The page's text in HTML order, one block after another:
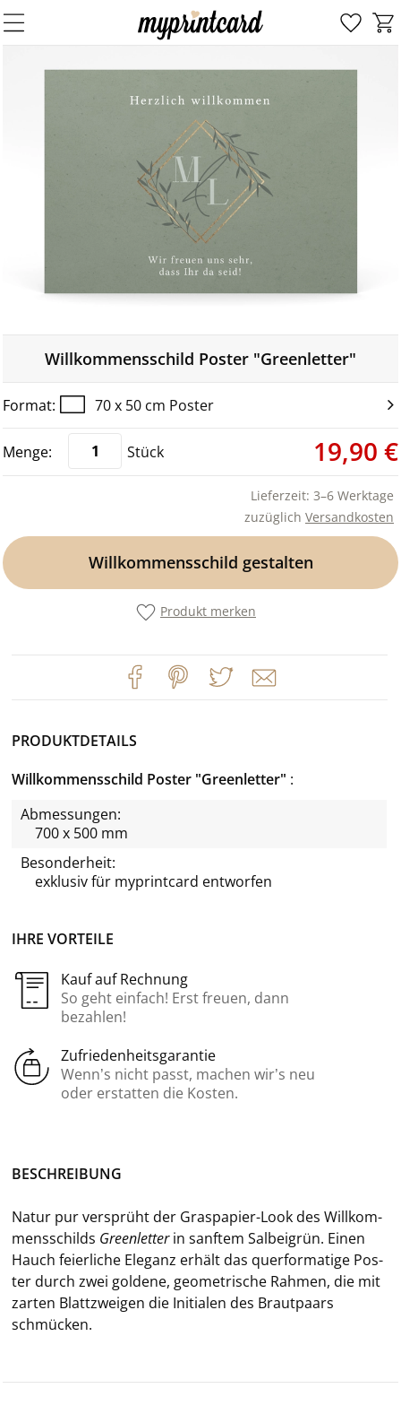
Willkommensschild Poster "Greenletter"
70 x 50 cm Poster
Stück 19,90 €
Lieferzeit: 3–6 Werktage
zuzüglich Versandkosten
Willkommensschild gestalten
Produkt merken
IHRE VORTEILE
Kauf auf Rechnung
So geht einfach! Erst freuen, dann
bezahlen!
Zufriedenheitsgarantie
Wenn’s nicht passt, machen wir’s neu
oder erstatten die Kosten.
PRODUKTDETAILS
Willkommensschild Poster "Greenletter"
Abmessungen:
700 x 500 mm
Besonderheit:
exklusiv für myprintcard entworfen
BE­SCHREI­BUNG
Natur pur ver­sprüht der Graspapier-​Look des Will­kom­
mens­schilds Green­let­ter in sanf­tem Sal­bei­grün. Einen
Hauch fei­er­li­che Ele­ganz er­hält das quer­for­ma­ti­ge Pos­
ter durch zwei gol­de­ne, geo­me­tri­sche Rah­men, die mit
zar­ten Blatt­zwei­gen die In­itia­len des Braut­paars
schmü­cken.